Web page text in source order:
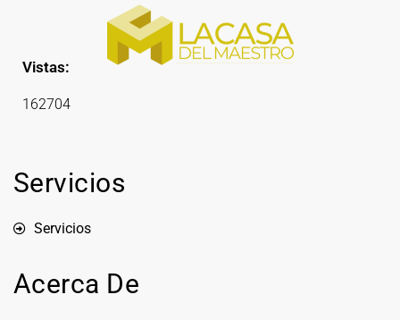
Vistas:
162704
Servicios
Servicios
Acerca De